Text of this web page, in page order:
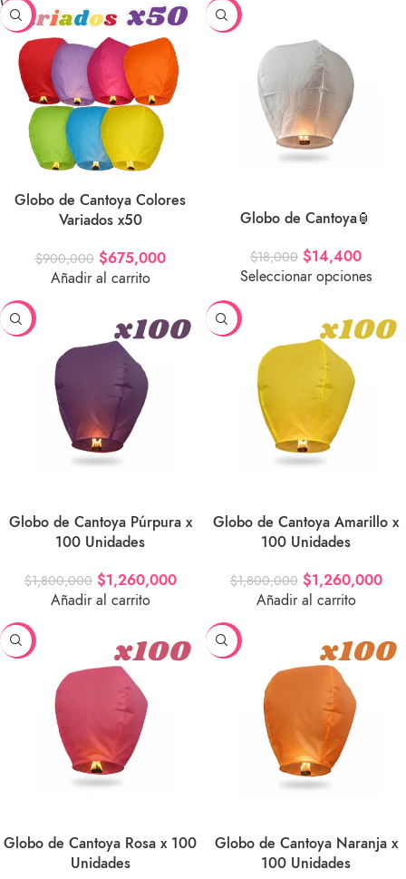
-25%
Globo de Cantoya Colores
Variados x50
$900,000 $675,000
Añadir al carrito
-20%
Globo de Cantoya🏮
$18,000 $14,400
Seleccionar opciones
-30%
Globo de Cantoya Púrpura x
100 Unidades
$1,800,000 $1,260,000
Añadir al carrito
-30%
Globo de Cantoya Amarillo x
100 Unidades
$1,800,000 $1,260,000
Añadir al carrito
-30%
Globo de Cantoya Rosa x 100
Unidades
-30%
Globo de Cantoya Naranja x
100 Unidades